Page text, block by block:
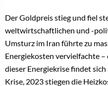
TRAURINGE
Menschen machen den